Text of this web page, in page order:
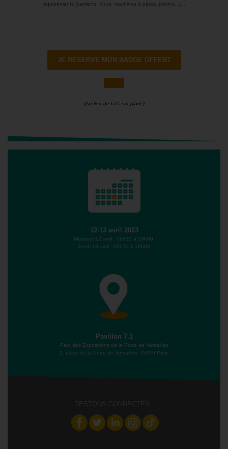
équipements (camions, fours, machines à pâtes, pétrins...)...
JE RÉSERVE MON BADGE OFFERT
(Au lieu de 67€ sur place)
12-13 avril 2023
Mercredi 12 avril : 09h30 à 19h00
Jeudi 13 avril : 09h30 à 18h00
Pavillon 7.1
Parc des Expositions de la Porte de Versailles
2, place de la Porte de Versailles, 75015 Paris